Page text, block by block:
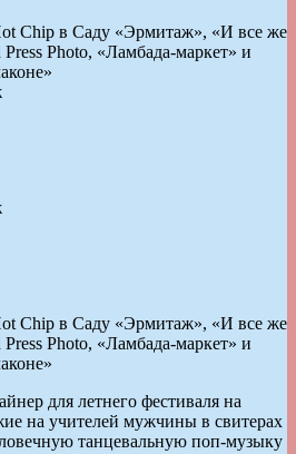
для летнего фестиваля на
на учителей мужчины в свитерах
танцевальную поп-музыку